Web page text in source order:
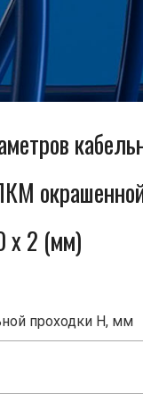
x 2 (мм)
проходки H, мм